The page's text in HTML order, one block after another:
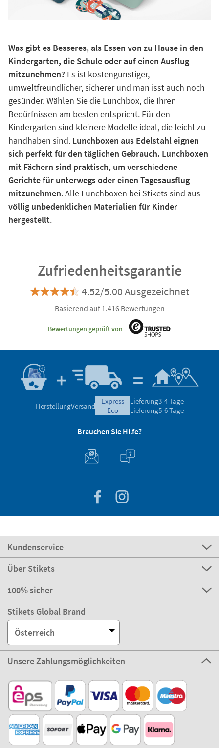
Was gibt es Besseres, als Essen von zu Hause in den
Kindergarten, die Schule oder auf einen Ausflug
mitzunehmen? Es ist kostengünstiger,
umweltfreundlicher, sicherer und man isst auch noch
gesünder. Wählen Sie die Lunchbox, die Ihren
Bedürfnissen am besten entspricht. Für den
Kindergarten sind kleinere Modelle ideal, die leicht zu
handhaben sind.Lunchboxen aus Edelstahl eignen
sich perfekt für den täglichen Gebrauch. Lunchboxen
mit Fächern sind praktisch, um verschiedene
Gerichte für unterwegs oder einen Tagesausflug
mitzunehmen. Alle Lunchboxen bei Stikets sind aus
völlig unbedenklichen Materialien für Kinder
hergestellt.
Zufriedenheitsgarantie
4.52/5.00 Ausgezeichnet
Basierend auf 1.416 Bewertungen
Bewertungen geprüft von
HerstellungVersand
express
eco
Lieferung3-4 Tage
Lieferung5-6 Tage
Brauchen Sie Hilfe?
Kundenservice
Über Stikets
100% sicher
Stikets Global Brand
Österreich
Unsere Zahlungsmöglichkeiten